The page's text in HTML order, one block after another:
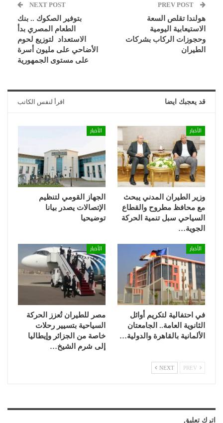
هولندا تقلص السعة
الاستيعابية اليومية
وحجوزات الركاب بشركات
الطيران
NEXT POST
بتوفير الصكوك .. بنك
الطعام المصري بدأ
الاستعداد لتوزيع لحوم
الأضاحي على مليون أسرة
على مستوى الجمهورية
قد يعجبك ايضا اقرأ لنفس الكاتب
الأخبار
وزير الطيران المدني يبحث
مع محافظ مطروح والقطاع
السياحي سبل تنمية الحركة
الجوية…
الأخبار
الجهاز القومي لتنظيم
الإتصالات يصدر بيانا
توضيحيا
الأخبار
في احتفالية لتكريم أوائل
الثانوية العامة.. الجامعتان
الألمانية بالقاهرة والدولية…
الأخبار
مصر للطيران تُعزز الحركة
السياحية بتسيير رحلات
خاصة من الجزائر وإيطاليا
إلى شرم الشيخ…
NEXT
اترك تعليق